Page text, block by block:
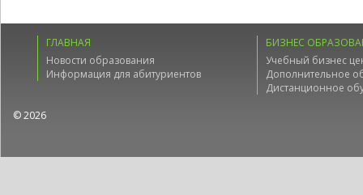
ГЛАВНАЯ
Новости образования
Информация для абитуриентов
БИЗНЕС
Учебный бизнес
Дополнительное
Дистанционное
© 2026